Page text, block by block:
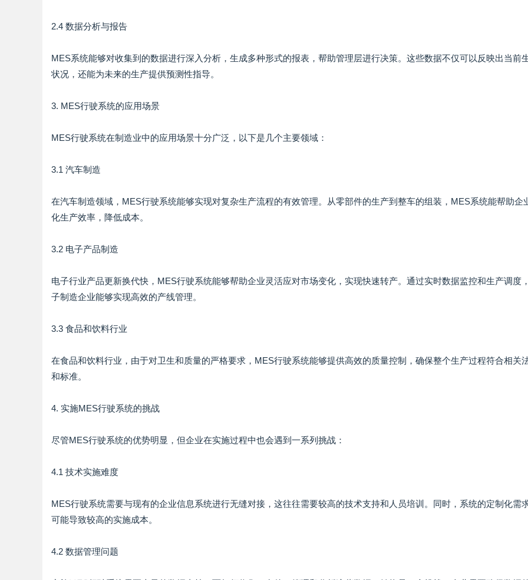
2.4 数据分析与报告
MES系统能够对收集到的数据进行深入分析，生成多种形式的报表，帮助管理层进行决策。这些数据不仅可以反映出当前
状况，还能为未来的生产提供预测性指导。
3. MES行驶系统的应用场景
MES行驶系统在制造业中的应用场景十分广泛，以下是几个主要领域：
3.1 汽车制造
在汽车制造领域，MES行驶系统能够实现对复杂生产流程的有效管理。从零部件的生产到整车的组装，MES系统能帮助企
化生产效率，降低成本。
3.2 电子产品制造
电子行业产品更新换代快，MES行驶系统能够帮助企业灵活应对市场变化，实现快速转产。通过实时数据监控和生产调度
子制造企业能够实现高效的产线管理。
3.3 食品和饮料行业
在食品和饮料行业，由于对卫生和质量的严格要求，MES行驶系统能够提供高效的质量控制，确保整个生产过程符合相关
和标准。
4. 实施MES行驶系统的挑战
尽管MES行驶系统的优势明显，但企业在实施过程中也会遇到一系列挑战：
4.1 技术实施难度
MES行驶系统需要与现有的企业信息系统进行无缝对接，这往往需要较高的技术支持和人员培训。同时，系统的定制化需
可能导致较高的实施成本。
4.2 数据管理问题